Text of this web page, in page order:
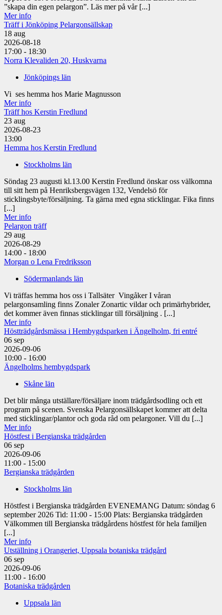
”skapa din egen pelargon”. Läs mer på vår [...]
Mer info
Träff i Jönköping Pelargonsällskap
18 aug
2026-08-18
17:00 - 18:30
Norra Klevaliden 20, Huskvarna
Jönköpings län
Vi ses hemma hos Marie Magnusson
Mer info
Träff hos Kerstin Fredlund
23 aug
2026-08-23
13:00
Hemma hos Kerstin Fredlund
Stockholms län
Söndag 23 augusti kl.13.00 Kerstin Fredlund önskar oss välkomna
till sitt hem på Henriksbergsvägen 132, Vendelsö för
sticklingsbyte/försäljning. Ta gärna med egna sticklingar. Fika finns
[...]
Mer info
Pelargon träff
29 aug
2026-08-29
14:00 - 18:00
Morgan o Lena Fredriksson
Södermanlands län
Vi träffas hemma hos oss i Tallsäter Vingåker I våran
pelargonsamling finns Zonaler Zonartic vildar och primärhybrider,
det kommer även finnas sticklingar till försäljning . [...]
Mer info
Höstträdgårdsmässa i Hembygdsparken i Ängelholm, fri entré
06 sep
2026-09-06
10:00 - 16:00
Ängelholms hembygdspark
Skåne län
Det blir många utställare/försäljare inom trädgårdsodling och ett
program på scenen. Svenska Pelargonsällskapet kommer att delta
med sticklingar/plantor och goda råd om pelargoner. Vill du [...]
Mer info
Höstfest i Bergianska trädgården
06 sep
2026-09-06
11:00 - 15:00
Bergianska trädgården
Stockholms län
Höstfest i Bergianska trädgården EVENEMANG Datum: söndag 6
september 2026 Tid: 11:00 - 15:00 Plats: Bergianska trädgården
Välkommen till Bergianska trädgårdens höstfest för hela familjen
[...]
Mer info
Utställning i Orangeriet, Uppsala botaniska trädgård
06 sep
2026-09-06
11:00 - 16:00
Botaniska trädgården
Uppsala län